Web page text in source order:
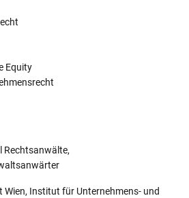
Equity
Rechtsanwälte,
Wien, Institut für Unternehmens- und